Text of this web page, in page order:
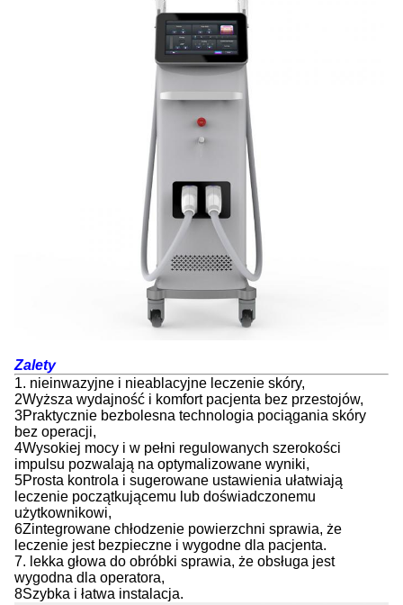
Zalety
1. nieinwazyjne i nieablacyjne leczenie skóry,
2Wyższa wydajność i komfort pacjenta bez przestojów,
3Praktycznie bezbolesna technologia pociągania skóry
bez operacji,
4Wysokiej mocy i w pełni regulowanych szerokości
impulsu pozwalają na optymalizowane wyniki,
5Prosta kontrola i sugerowane ustawienia ułatwiają
leczenie początkującemu lub doświadczonemu
użytkownikowi,
6Zintegrowane chłodzenie powierzchni sprawia, że
leczenie jest bezpieczne i wygodne dla pacjenta.
7. lekka głowa do obróbki sprawia, że obsługa jest
wygodna dla operatora,
8Szybka i łatwa instalacja.